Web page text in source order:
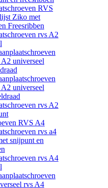
RVS
Ziko met
Freesribben
rvs A2
universeel
universeel
rvs A2
RVS A4
rvs a4
snijpunt en
rvs A4
rvs A4